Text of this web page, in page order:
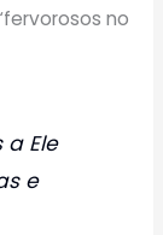
no
Ele
e